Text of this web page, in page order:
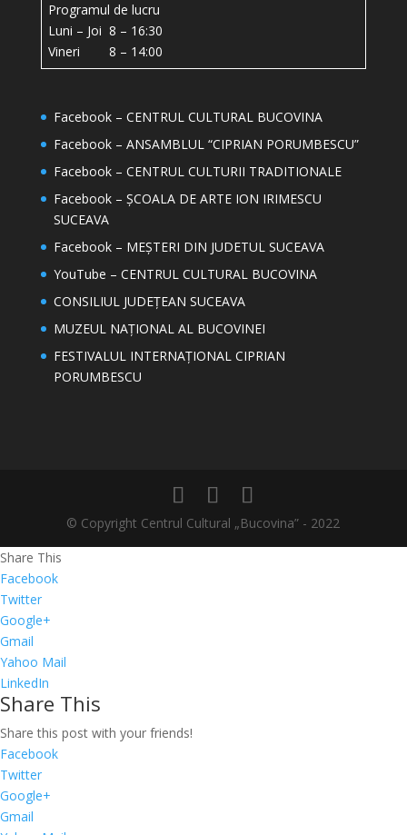
Programul de lucru
Luni – Joi 8 – 16:30
Vineri 8 – 14:00
Facebook – CENTRUL CULTURAL BUCOVINA
Facebook – ANSAMBLUL “CIPRIAN PORUMBESCU”
Facebook – CENTRUL CULTURII TRADITIONALE
Facebook – ȘCOALA DE ARTE ION IRIMESCU
SUCEAVA
Facebook – MEȘTERI DIN JUDETUL SUCEAVA
YouTube – CENTRUL CULTURAL BUCOVINA
CONSILIUL JUDEȚEAN SUCEAVA
MUZEUL NAȚIONAL AL BUCOVINEI
FESTIVALUL INTERNAȚIONAL CIPRIAN
PORUMBESCU
© Copyright Centrul Cultural „Bucovina” - 2022
Share This
Facebook
Twitter
Google+
Gmail
Yahoo Mail
LinkedIn
Share This
Share this post with your friends!
Facebook
Twitter
Google+
Gmail